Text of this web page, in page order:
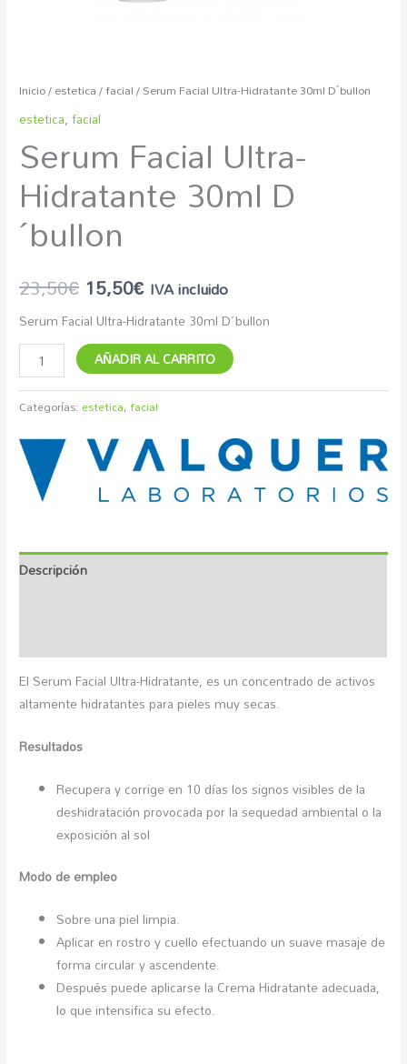
Inicio/estetica/facial/ Serum Facial Ultra-Hidratante 30ml D´bullon
estetica,facial
Serum Facial Ultra-
Hidratante 30ml D
´bullon
23,50€ 15,50€ IVA incluido
Serum Facial Ultra-Hidratante 30ml D´bullon
AÑADIR AL CARRITO
Categorías: estetica,facial
Descripción
El Serum Facial Ultra-Hidratante, es un concentrado de activos
altamente hidratantes para pieles muy secas.
Resultados
Recupera y corrige en 10 días los signos visibles de la
deshidratación provocada por la sequedad ambiental o la
exposición al sol
Modo de empleo
Sobre una piel limpia.
Aplicar en rostro y cuello efectuando un suave masaje de
forma circular y ascendente.
Después puede aplicarse la Crema Hidratante adecuada,
lo que intensifica su efecto.